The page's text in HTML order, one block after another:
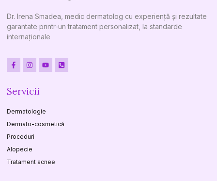
Dr. Irena Smadea, medic dermatolog cu experiență și rezultate
garantate printr-un tratament personalizat, la standarde
internaționale
Servicii
Dermatologie
Dermato-cosmetică
Proceduri
Alopecie
Tratament acnee